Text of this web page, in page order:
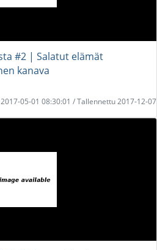
#2 | Salatut elämät
kanava
2017-05-01 08:30:01 / Tallennettu 2017-12-07